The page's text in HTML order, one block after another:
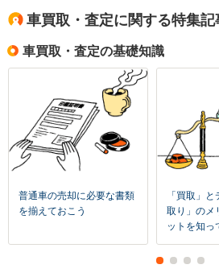
車買取・査定に関する特集記
車買取・査定の基礎知識
普通車の売却に必要な書類
を揃えておこう
「買取」
取り」のメ
ットを知っ